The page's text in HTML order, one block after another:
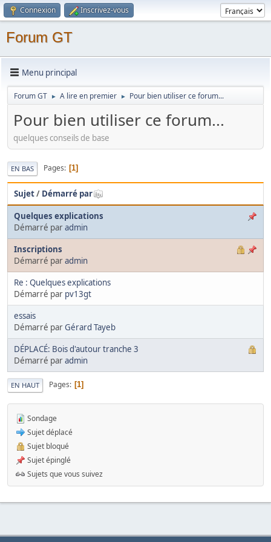
Connexion Inscrivez-vous
Forum GT
Menu principal
Forum GT ► A lire en premier ► Pour bien utiliser ce forum...
Pour bien utiliser ce forum...
quelques conseils de base
EN BAS Pages 1
Sujet/ Démarré par
Quelques explications
Démarré paradmin
Inscriptions
Démarré paradmin
Re : Quelques explications
Démarré par pv13gt
essais
Démarré parGérard Tayeb
DÉPLACÉ: Bois d'autour tranche 3
Démarré paradmin
EN HAUT Pages 1
Sondage
Sujet déplacé
Sujet bloqué
Sujet épinglé
Sujets que vous suivez